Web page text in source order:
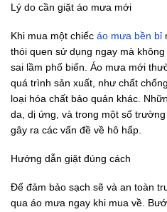
Lý do cần giặt áo mưa mới
Khi mua một chiếc áo mưa bền bỉ
thói quen sử dụng ngay mà
sai lầm phổ biến. Áo mưa mới
quá trình sản xuất, như chất
loại hóa chất bảo quản khác.
da, dị ứng, và trong một số
gây ra các vấn đề về hô hấp.
Hướng dẫn giặt đúng cách
Để đảm bảo sạch sẽ và an toàn
qua áo mưa ngay khi mua về.